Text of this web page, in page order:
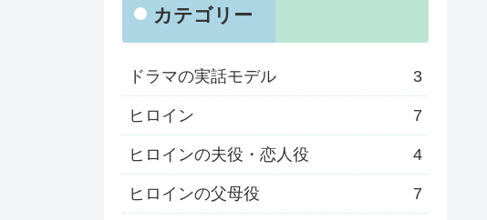
カテゴリー
ドラマの実話モデル 3
ヒロイン 7
ヒロインの夫役・恋人役 4
ヒロインの父母役 7